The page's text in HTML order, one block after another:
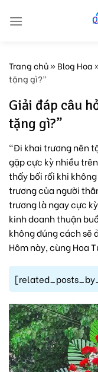
Trang chủ»Blog Hoa
tặng gì?”
Giải đáp câu
tặng gì?”
“Đi khai trương nên
gặp cực kỳ nhiều
thấy bối rối khi
trương của người
trương là ngay cực
kinh doanh thuận
không đúng cách sẽ
Hôm này, cùng Hoa